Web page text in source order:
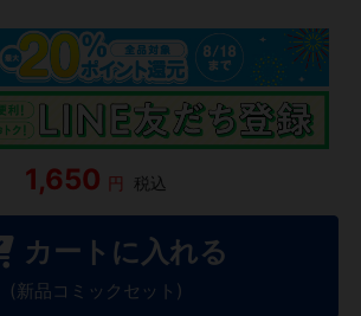
1,650 円 税込
カートに入れる
(新品コミックセット)